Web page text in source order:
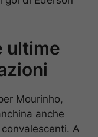
ultime
Mourinho,
anche
A